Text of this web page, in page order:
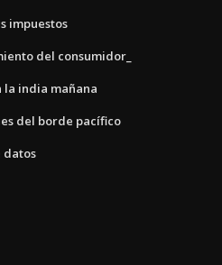
impuestos
del consumidor_
la india mañana
del borde pacífico
datos